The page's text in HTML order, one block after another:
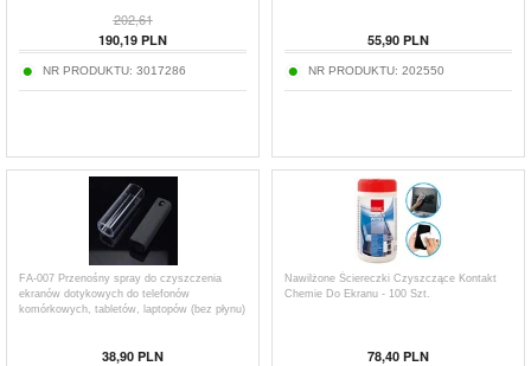
202,61
190,19 PLN
NR PRODUKTU: 3017286
55,90 PLN
NR PRODUKTU: 202550
FA-007 Przenośny spray do czyszczenia
ekranów dotykowych do telefonów
komórkowych, tabletów, laptopów (bez płynu)
38,90 PLN
Nawilżone Ściereczki Czyszczące Kontakt
Chemie Do Ekranu - 100 Szt.
78,40 PLN